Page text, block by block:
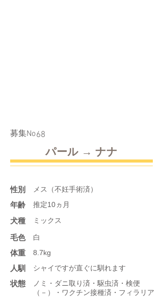
​募集No68
パール → ナナ
性別 メス（不妊手術済）
年齢 推定10ヵ月
​犬種 ミックス
​毛色 白
体重 8.7kg
人馴 シャイですが直ぐに馴れます
状態
ノミ・ダニ取り済・駆虫済・検便
（－）・ワクチン接種済・フィラリア